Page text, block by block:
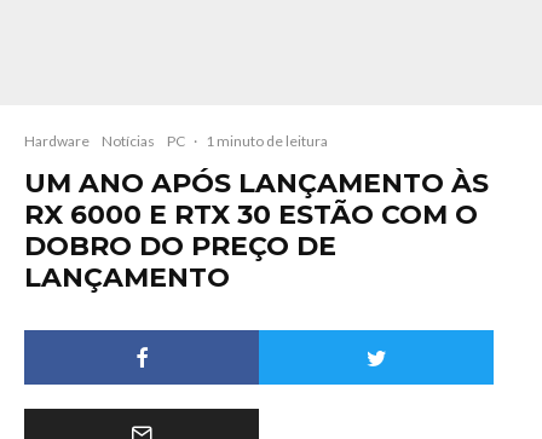
Hardware Notícias PC · 1 minuto de leitura
UM ANO APÓS LANÇAMENTO ÀS
RX 6000 E RTX 30 ESTÃO COM O
DOBRO DO PREÇO DE
LANÇAMENTO